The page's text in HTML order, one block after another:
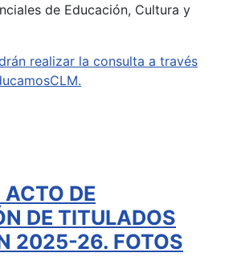
de Educación, Cultura y
realizar la consulta a través
DE
DE TITULADOS
2025-26. FOTOS